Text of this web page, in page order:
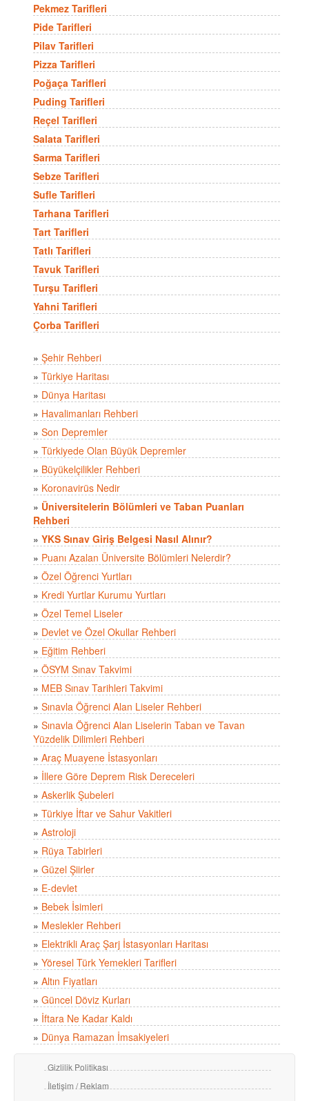
Pekmez Tarifleri
Pide Tarifleri
Pilav Tarifleri
Pizza Tarifleri
Poğaça Tarifleri
Puding Tarifleri
Reçel Tarifleri
Salata Tarifleri
Sarma Tarifleri
Sebze Tarifleri
Sufle Tarifleri
Tarhana Tarifleri
Tart Tarifleri
Tatlı Tarifleri
Tavuk Tarifleri
Turşu Tarifleri
Yahni Tarifleri
Çorba Tarifleri
» Şehir Rehberi
» Türkiye Haritası
» Dünya Haritası
» Havalimanları Rehberi
» Son Depremler
» Türkiyede Olan Büyük Depremler
» Büyükelçilikler Rehberi
» Koronavirüs Nedir
» Üniversitelerin Bölümleri ve Taban Puanları
Rehberi
» YKS Sınav Giriş Belgesi Nasıl Alınır?
» Puanı Azalan Üniversite Bölümleri Nelerdir?
» Özel Öğrenci Yurtları
» Kredi Yurtlar Kurumu Yurtları
» Özel Temel Liseler
» Devlet ve Özel Okullar Rehberi
» Eğitim Rehberi
» ÖSYM Sınav Takvimi
» MEB Sınav Tarihleri Takvimi
» Sınavla Öğrenci Alan Liseler Rehberi
» Sınavla Öğrenci Alan Liselerin Taban ve Tavan
Yüzdelik Dilimleri Rehberi
» Araç Muayene İstasyonları
» İllere Göre Deprem Risk Dereceleri
» Askerlik Şubeleri
» Türkiye İftar ve Sahur Vakitleri
» Astroloji
» Rüya Tabirleri
» Güzel Şiirler
» E-devlet
» Bebek İsimleri
» Meslekler Rehberi
» Elektrikli Araç Şarj İstasyonları Haritası
» Yöresel Türk Yemekleri Tarifleri
» Altın Fiyatları
» Güncel Döviz Kurları
» İftara Ne Kadar Kaldı
» Dünya Ramazan İmsakiyeleri
Gizlilik Politikası
İletişim / Reklam